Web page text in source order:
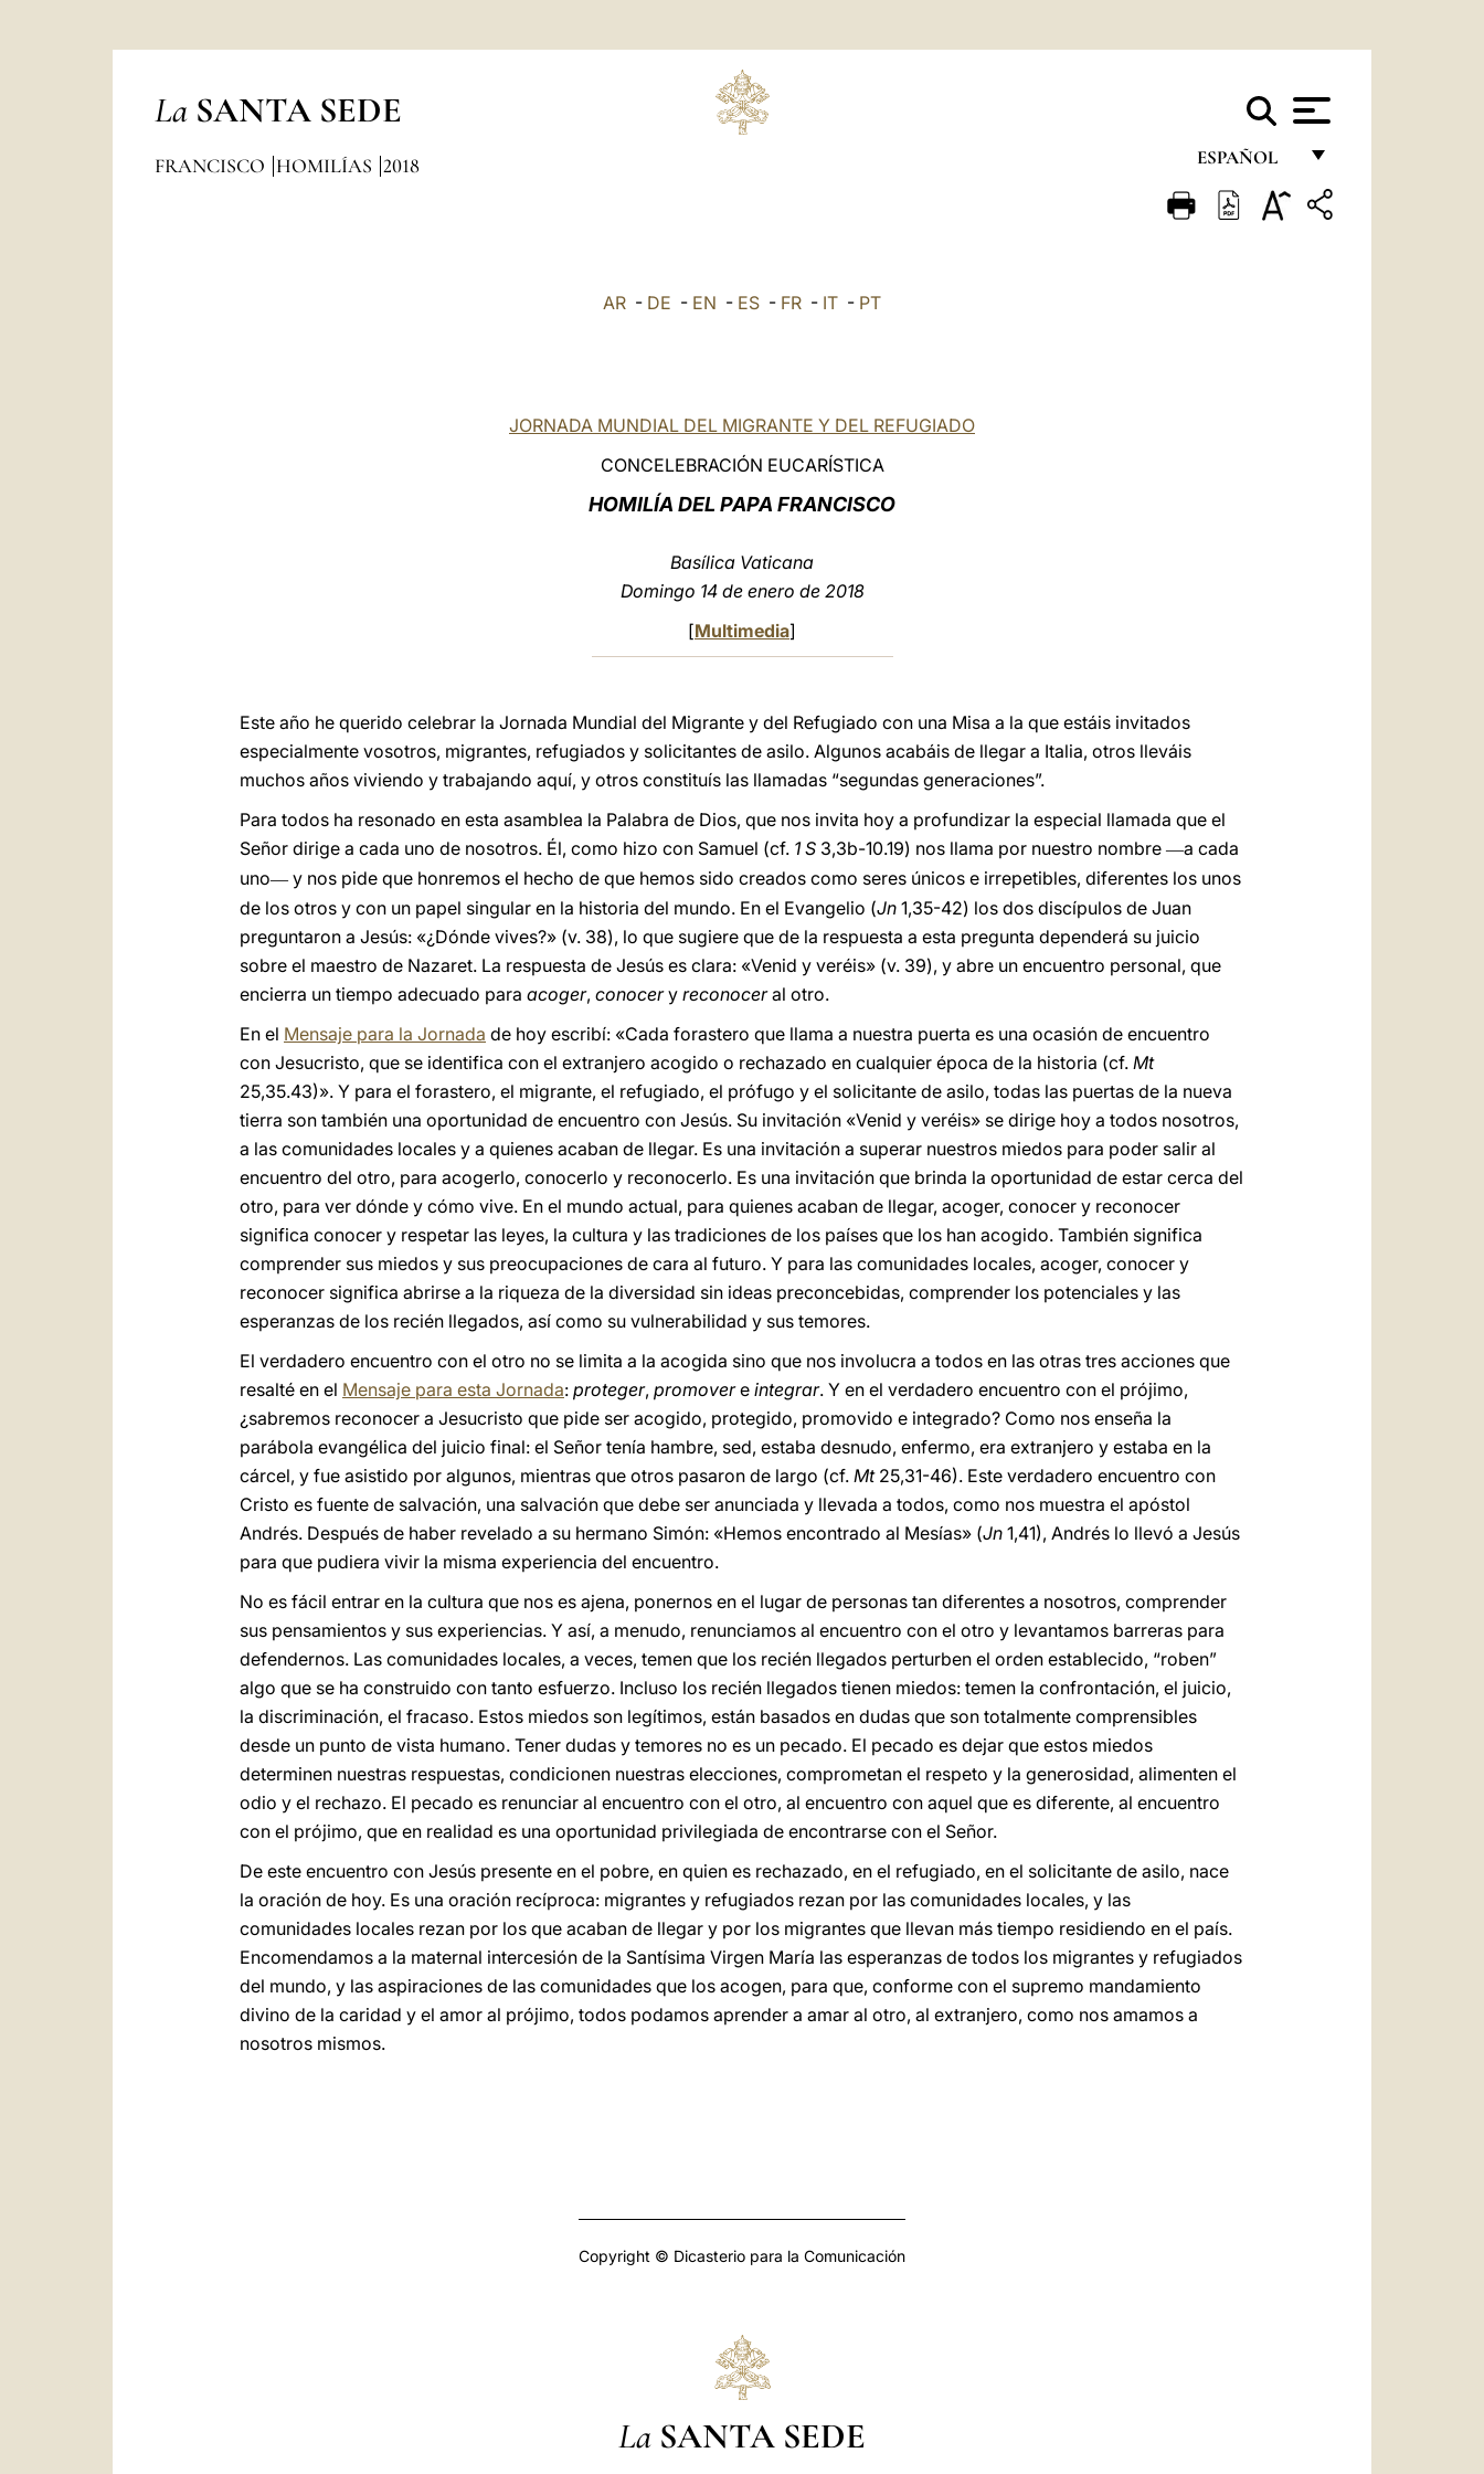
La SANTA SEDE
ESPAÑOL
FRANÇAIS
FRANCISCO HOMILÍAS 2018
AR - DE - EN - ES - FR - IT - PT
JORNADA MUNDIAL DEL MIGRANTE Y DEL REFUGIADO
CONCELEBRACIÓN EUCARÍSTICA
HOMILÍA DEL PAPA FRANCISCO
Basílica Vaticana
Domingo 14 de enero de 2018
[Multimedia]
Este año he querido celebrar la Jornada Mundial del Migrante y del Refugiado con una Misa a la que estáis invitados
especialmente vosotros, migrantes, refugiados y solicitantes de asilo. Algunos acabáis de llegar a Italia, otros lleváis
muchos años viviendo y trabajando aquí, y otros constituís las llamadas “segundas generaciones”.
Para todos ha resonado en esta asamblea la Palabra de Dios, que nos invita hoy a profundizar la especial llamada que el
Señor dirige a cada uno de nosotros. Él, como hizo con Samuel (cf. 1 S 3,3b-10.19) nos llama por nuestro nombre —a cada
uno— y nos pide que honremos el hecho de que hemos sido creados como seres únicos e irrepetibles, diferentes los unos
de los otros y con un papel singular en la historia del mundo. En el Evangelio (Jn 1,35-42) los dos discípulos de Juan
preguntaron a Jesús: «¿Dónde vives?» (v. 38), lo que sugiere que de la respuesta a esta pregunta dependerá su juicio
sobre el maestro de Nazaret. La respuesta de Jesús es clara: «Venid y veréis» (v. 39), y abre un encuentro personal, que
encierra un tiempo adecuado para acoger, conocery reconoceral otro.
En el Mensaje para la Jornada de hoy escribí: «Cada forastero que llama a nuestra puerta es una ocasión de encuentro
con Jesucristo, que se identifica con el extranjero acogido o rechazado en cualquier época de la historia (cf. Mt
25,35.43)». Y para el forastero, el migrante, el refugiado, el prófugo y el solicitante de asilo, todas las puertas de la nueva
tierra son también una oportunidad de encuentro con Jesús. Su invitación «Venid y veréis» se dirige hoy a todos nosotros,
a las comunidades locales y a quienes acaban de llegar. Es una invitación a superar nuestros miedos para poder salir al
encuentro del otro, para acogerlo, conocerlo y reconocerlo. Es una invitación que brinda la oportunidad de estar cerca del
otro, para ver dónde y cómo vive. En el mundo actual, para quienes acaban de llegar, acoger, conocer y reconocer
significa conocer y respetar las leyes, la cultura y las tradiciones de los países que los han acogido. También significa
comprender sus miedos y sus preocupaciones de cara al futuro. Y para las comunidades locales, acoger, conocer y
reconocer significa abrirse a la riqueza de la diversidad sin ideas preconcebidas, comprender los potenciales y las
esperanzas de los recién llegados, así como su vulnerabilidad y sus temores.
El verdadero encuentro con el otro no se limita a la acogida sino que nos involucra a todos en las otras tres acciones que
resalté en el Mensaje para esta Jornada: proteger, promovere integrar. Y en el verdadero encuentro con el prójimo,
¿sabremos reconocer a Jesucristo que pide ser acogido, protegido, promovido e integrado? Como nos enseña la
parábola evangélica del juicio final: el Señor tenía hambre, sed, estaba desnudo, enfermo, era extranjero y estaba en la
cárcel, y fue asistido por algunos, mientras que otros pasaron de largo (cf. Mt25,31-46). Este verdadero encuentro con
Cristo es fuente de salvación, una salvación que debe ser anunciada y llevada a todos, como nos muestra el apóstol
Andrés. Después de haber revelado a su hermano Simón: «Hemos encontrado al Mesías» (Jn 1,41), Andrés lo llevó a Jesús
para que pudiera vivir la misma experiencia del encuentro.
No es fácil entrar en la cultura que nos es ajena, ponernos en el lugar de personas tan diferentes a nosotros, comprender
sus pensamientos y sus experiencias. Y así, a menudo, renunciamos al encuentro con el otro y levantamos barreras para
defendernos. Las comunidades locales, a veces, temen que los recién llegados perturben el orden establecido, “roben”
algo que se ha construido con tanto esfuerzo. Incluso los recién llegados tienen miedos: temen la confrontación, el juicio,
la discriminación, el fracaso. Estos miedos son legítimos, están basados ​​en dudas que son totalmente comprensibles
desde un punto de vista humano. Tener dudas y temores no es un pecado. El pecado es dejar que estos miedos
determinen nuestras respuestas, condicionen nuestras elecciones, comprometan el respeto y la generosidad, alimenten el
odio y el rechazo. El pecado es renunciar al encuentro con el otro, al encuentro con aquel que es diferente, al encuentro
con el prójimo, que en realidad es una oportunidad privilegiada de encontrarse con el Señor.
De este encuentro con Jesús presente en el pobre, en quien es rechazado, en el refugiado, en el solicitante de asilo, nace
la oración de hoy. Es una oración recíproca: migrantes y refugiados rezan por las comunidades locales, y las
comunidades locales rezan por los que acaban de llegar y por los migrantes que llevan más tiempo residiendo en el país.
Encomendamos a la maternal intercesión de la Santísima Virgen María las esperanzas de todos los migrantes y refugiados
del mundo, y las aspiraciones de las comunidades que los acogen, para que, conforme con el supremo mandamiento
divino de la caridad y el amor al prójimo, todos podamos aprender a amar al otro, al extranjero, como nos amamos a
nosotros mismos.
Copyright © Dicasterio para la Comunicación
La SANTA SEDE